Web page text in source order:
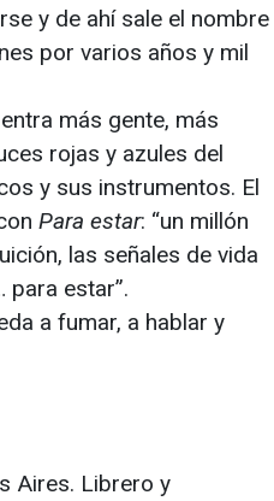
y de ahí sale el nombre
por varios años y mil
más gente, más
rojas y azules del
y sus instrumentos. El
Para estar: “un millón
las señales de vida
para estar”.
a fumar, a hablar y
Aires. Librero y